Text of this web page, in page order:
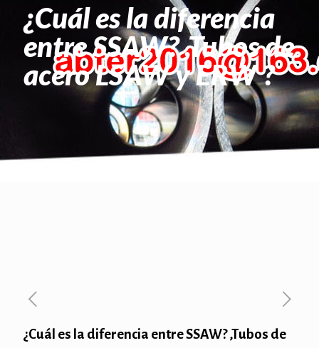
¿Cuál es la diferencia
entre SSAW? ,Tubos de
acero LSAW y ERW ?
¿Cuál es la diferencia entre SSAW? ,Tubos de